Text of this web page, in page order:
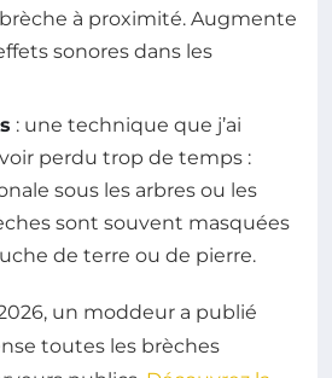
à proximité. Augmente
sonores dans les
: une technique que j’ai
perdu trop de temps :
sous les arbres ou les
sont souvent masquées
de terre ou de pierre.
un moddeur a publié
toutes les brèches